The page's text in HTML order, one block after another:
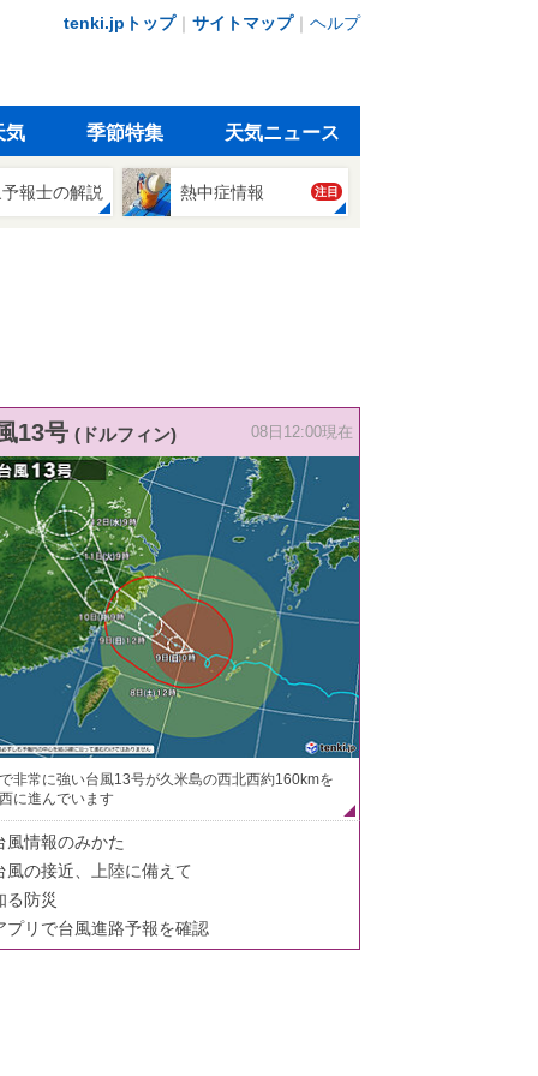
tenki.jpトップ｜ サイトマップ｜ ヘルプ
気 季節特集 天気ニュース
報士の解説 熱中症情報 注目
13号 (ドルフィン) 08日12:00現在
非常に強い台風13号が久米島の西北西約160kmを
に進んでいます
風情報のみかた
風の接近、上陸に備えて
る防災
プリで台風進路予報を確認